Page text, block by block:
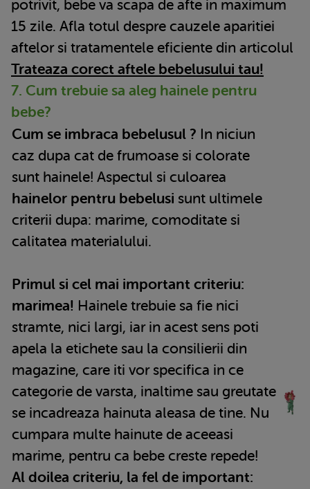
potrivit, bebe va scapa de afte in maximum
15 zile. Afla totul despre cauzele aparitiei
aftelor si tratamentele eficiente din articolul
Trateaza corect aftele bebelusului tau!
7. Cum trebuie sa aleg hainele pentru
bebe?
Cum se imbraca bebelusul ? In niciun
caz dupa cat de frumoase si colorate
sunt hainele! Aspectul si culoarea
hainelor pentru bebelusi sunt ultimele
criterii dupa: marime, comoditate si
calitatea materialului.
Primul si cel mai important criteriu:
marimea! Hainele trebuie sa fie nici
stramte, nici largi, iar in acest sens poti
apela la etichete sau la consilierii din
magazine, care iti vor specifica in ce
categorie de varsta, inaltime sau greutate
se incadreaza hainuta aleasa de tine. Nu
cumpara multe hainute de aceeasi
marime, pentru ca bebe creste repede!
Al doilea criteriu, la fel de important: